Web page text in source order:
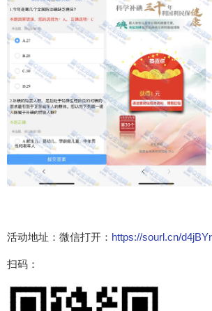
活动地址：微信打开： https://sourl.cn/d4jBYr
扫码：